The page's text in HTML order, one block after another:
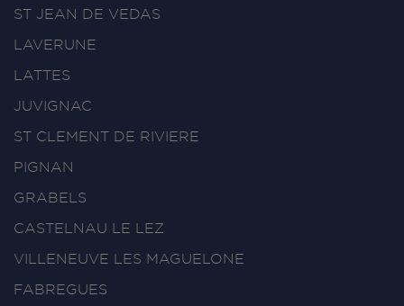
ST JEAN DE VEDAS
LAVERUNE
LATTES
JUVIGNAC
ST CLEMENT DE RIVIERE
PIGNAN
GRABELS
CASTELNAU LE LEZ
VILLENEUVE LES MAGUELONE
FABREGUES